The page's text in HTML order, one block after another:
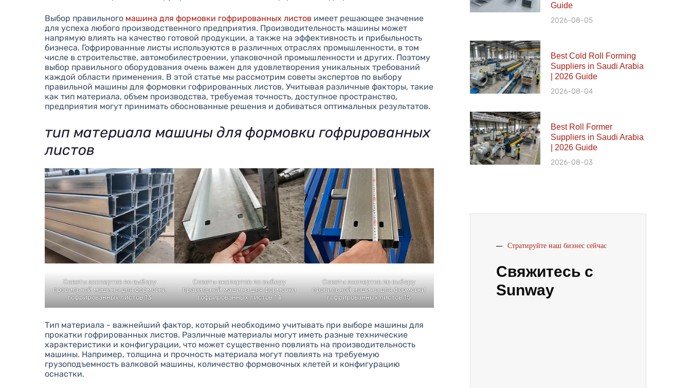
Выбор правильного машина для формовки гофрированных листов имеет решающее значение
для успеха любого производственного предприятия. Производительность машины может
напрямую влиять на качество готовой продукции, а также на эффективность и прибыльность
бизнеса. Гофрированные листы используются в различных отраслях промышленности, в том
числе в строительстве, автомобилестроении, упаковочной промышленности и других. Поэтому
выбор правильного оборудования очень важен для удовлетворения уникальных требований
каждой области применения. В этой статье мы рассмотрим советы экспертов по выбору
правильной машины для формовки гофрированных листов. Учитывая различные факторы, такие
как тип материала, объем производства, требуемая точность, доступное пространство,
предприятия могут принимать обоснованные решения и добиваться оптимальных результатов.
тип материала машины для формовки гофрированных
листов
Советы экспертов по выбору
правильной машины для формовки
гофрированных листов 13
Советы экспертов по выбору
правильной машины для формовки
гофрированных листов 14
Советы экспертов по выбору
правильной машины для формовки
гофрированных листов 15
Тип материала - важнейший фактор, который необходимо учитывать при выборе машины для
прокатки гофрированных листов. Различные материалы могут иметь разные технические
характеристики и конфигурации, что может существенно повлиять на производительность
машины. Например, толщина и прочность материала могут повлиять на требуемую
грузоподъемность валковой машины, количество формовочных клетей и конфигурацию
оснастки.
Guide
2026-08-05
Best Cold Roll Forming
Suppliers in Saudi Arabia
| 2026 Guide
2026-08-04
Best Roll Former
Suppliers in Saudi Arabia
| 2026 Guide
2026-08-03
Стратируйте наш бизнес сейчас
Свяжитесь с
Sunway